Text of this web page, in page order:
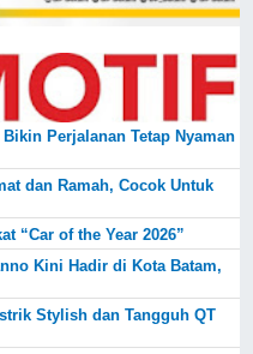
Perjalanan Tetap Nyaman
dan Ramah, Cocok Untuk
“Car of the Year 2026”
Kini Hadir di Kota Batam,
Stylish dan Tangguh QT